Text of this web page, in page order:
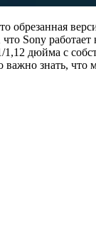
Sony
дюйма с
знать,